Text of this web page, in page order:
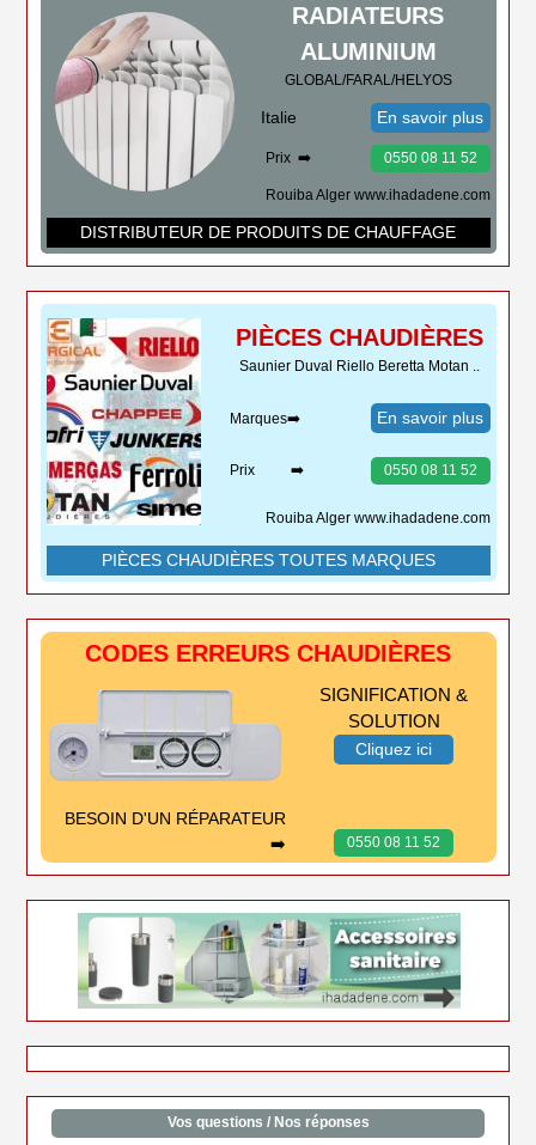
RADIATEURS
ALUMINIUM
GLOBAL/FARAL/HELYOS
Italie En savoir plus
Prix ➡️ 0550 08 11 52
Rouiba Alger www.ihadadene.com
DISTRIBUTEUR DE PRODUITS DE CHAUFFAGE
PIÈCES CHAUDIÈRES
Saunier Duval Riello Beretta Motan ..
Marques➡️ En savoir plus
Prix ➡️ 0550 08 11 52
Rouiba Alger www.ihadadene.com
PIÈCES CHAUDIÈRES TOUTES MARQUES
CODES ERREURS CHAUDIÈRES
SIGNIFICATION &
SOLUTION
Cliquez ici
0550 08 11 52
BESOIN D'UN RÉPARATEUR
➡️
Vos questions / Nos réponses